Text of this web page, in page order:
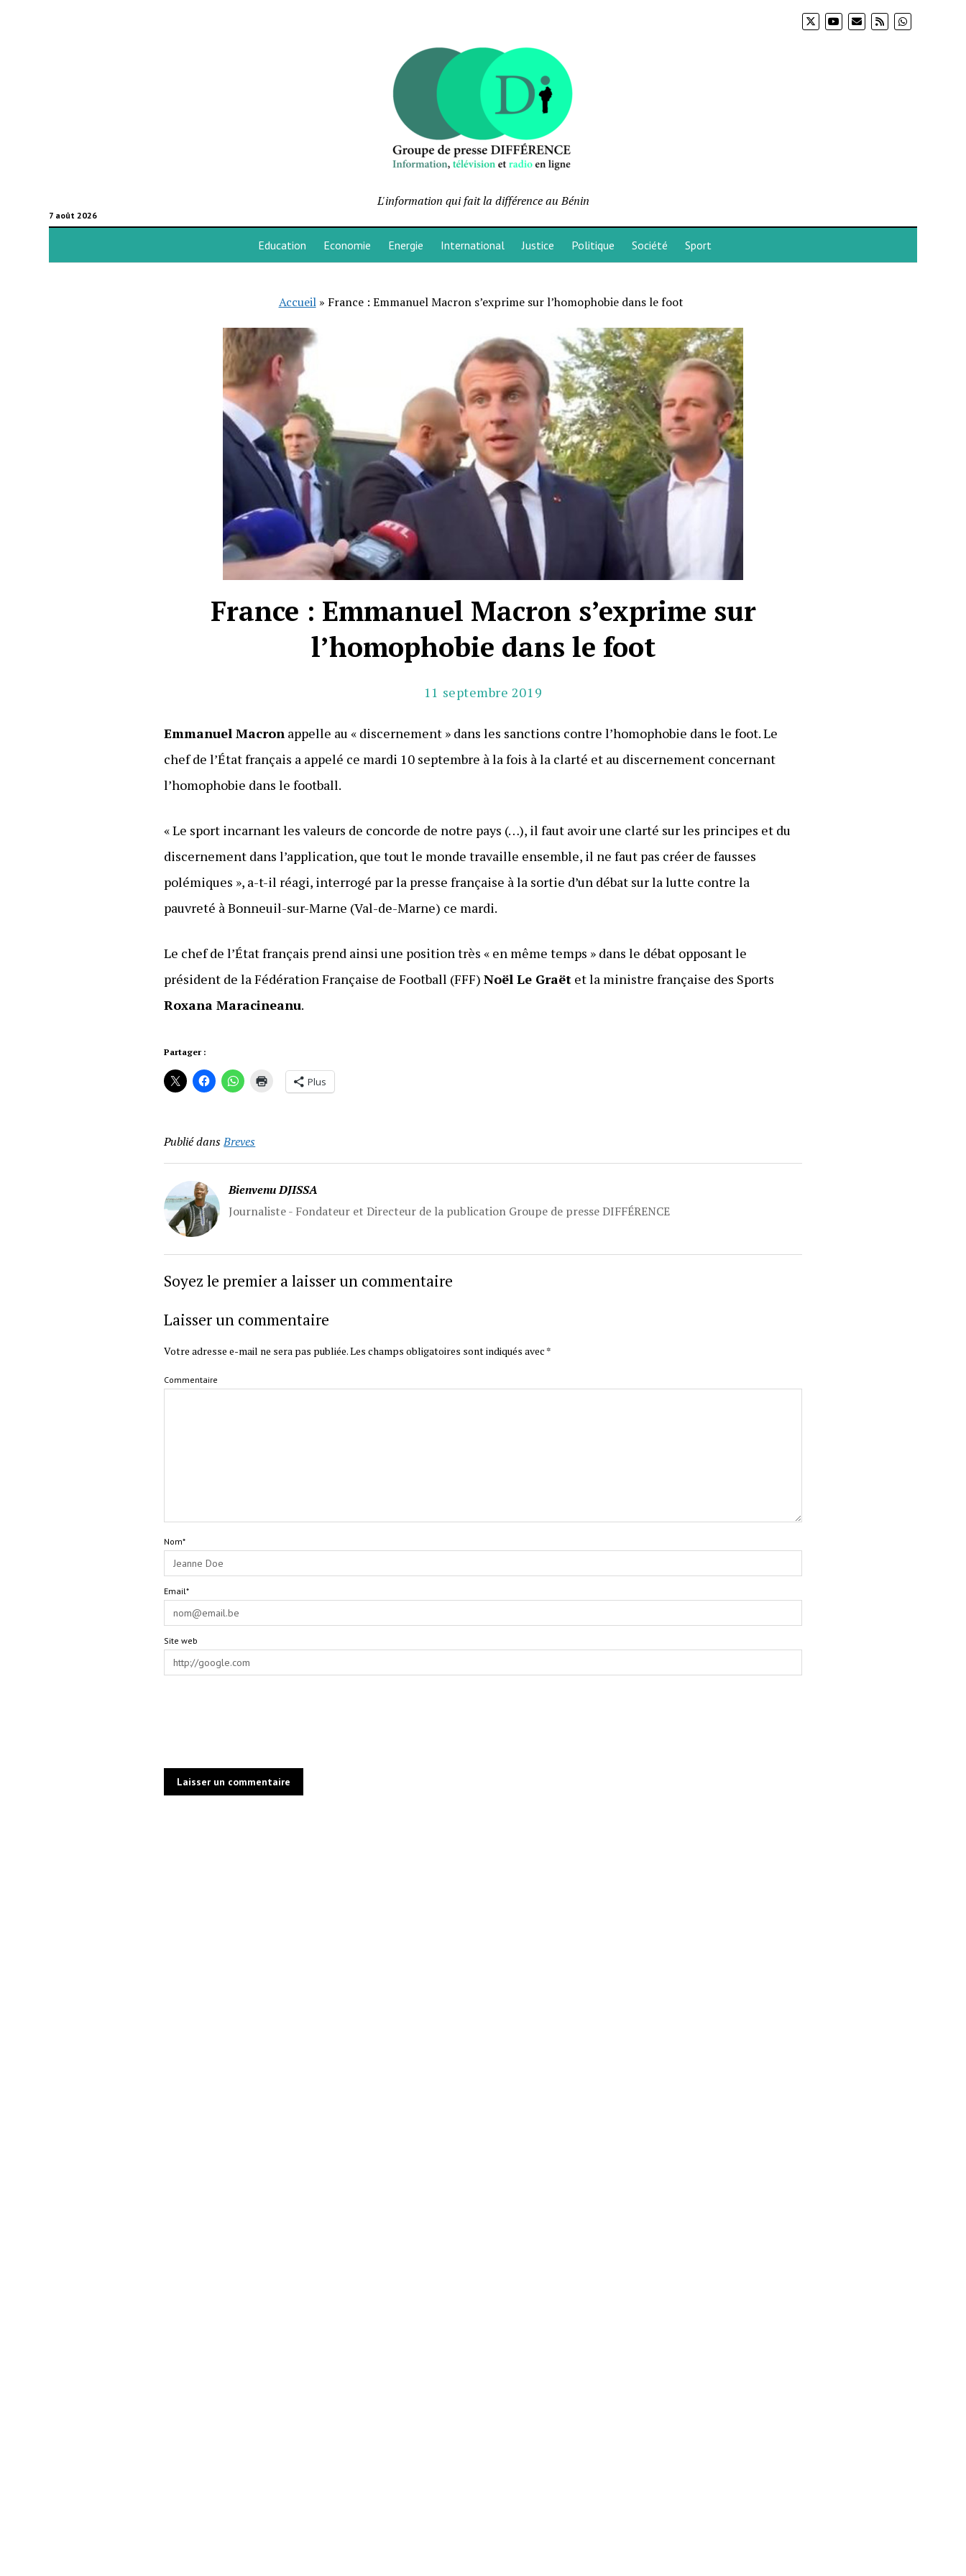
7 août 2026
L'information qui fait la différence au Bénin
Education Economie Energie International Justice Politique Société Sport
Accueil» France : Emmanuel Macron s’exprime sur l’homophobie dans le foot
France : Emmanuel Macron s’exprime sur
l’homophobie dans le foot
11 septembre 2019
Emmanuel Macron appelle au « discernement » dans les sanctions contre l’homophobie dans le foot. Le
chef de l’État français a appelé ce mardi 10 septembre à la fois à la clarté et au discernement concernant
l’homophobie dans le football.
« Le sport incarnant les valeurs de concorde de notre pays (…), il faut avoir une clarté sur les principes et du
discernement dans l’application, que tout le monde travaille ensemble, il ne faut pas créer de fausses
polémiques », a-t-il réagi, interrogé par la presse française à la sortie d’un débat sur la lutte contre la
pauvreté à Bonneuil-sur-Marne (Val-de-Marne) ce mardi.
Le chef de l’État français prend ainsi une position très « en même temps » dans le débat opposant le
président de la Fédération Française de Football (FFF)Noël Le Graët et la ministre française des Sports
Roxana Maracineanu.
Partager :
Plus
Publié dansBreves
Bienvenu DJISSA
Journaliste - Fondateur et Directeur de la publication Groupe de presse DIFFÉRENCE
Soyez le premier a laisser un commentaire
Laisser un commentaire
Votre adresse e-mail ne sera pas publiée.Les champs obligatoires sont indiqués avec *
Commentaire
Nom*
Email*
Site web